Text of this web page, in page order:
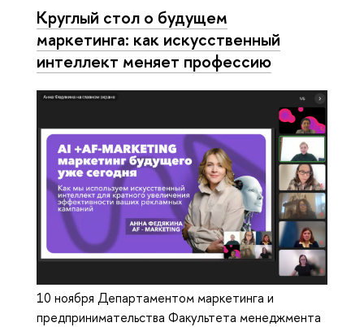
Круглый стол о будущем
маркетинга: как искусственный
интеллект меняет профессию
10 ноября Департаментом маркетинга и
предпринимательства Факультета менеджмента